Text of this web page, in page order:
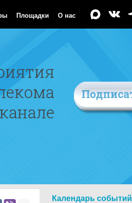
Площадки О нас
Календарь событий